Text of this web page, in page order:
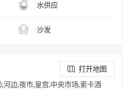
水供应
沙发
打开地图
边,夜市,皇宫,中央市场,索卡酒